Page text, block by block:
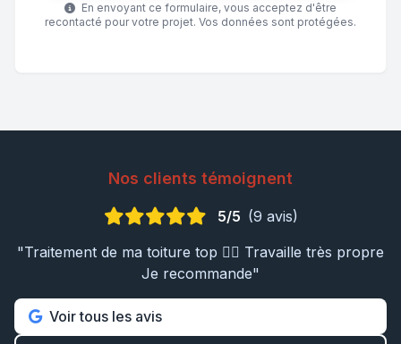
En envoyant ce formulaire, vous acceptez d'être
recontacté pour votre projet. Vos données sont protégées.
Nos clients témoignent
5/5 (9 avis)
"Traitement de ma toiture top 👍🏼 Travaille très propre
Je recommande"
Voir tous les avis